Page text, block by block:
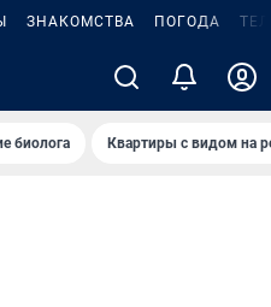
ЗНАКОМСТВА ПОГОДА
биолога Квартиры с видом на